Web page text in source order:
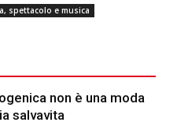
spettacolo e musica
non è una moda
salvavita